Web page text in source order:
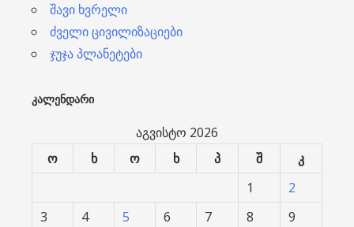
შავი ხვრელი
ძველი ცივილიზაციები
ჯუჯა პლანეტები
ᲙᲐᲚᲔᲜᲓᲐᲠᲘ
აგვისტო 2026
ო
ხ ო ხ პ შ
კ
1
2
3
4 5 6 7 8
9